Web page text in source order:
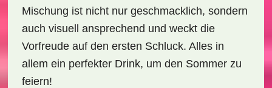
Mischung ist nicht nur geschmacklich, sondern
auch visuell ansprechend und weckt die
Vorfreude auf den ersten Schluck. Alles in
allem ein perfekter Drink, um den Sommer zu
feiern!